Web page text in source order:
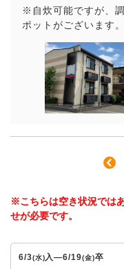
※自炊可能ですが、
ポットがございます。
※こちらは空き状況では
せが必要です。
6/3(水)入—6/19(金)卒